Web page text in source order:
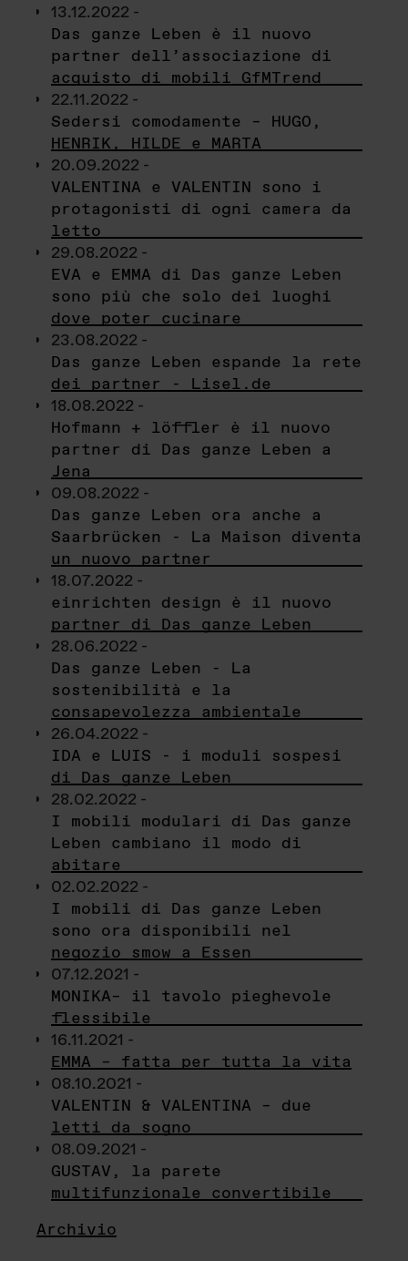
13.12.2022 -
Das ganze Leben è il nuovo
partner dell’associazione di
acquisto di mobili GfMTrend
22.11.2022 -
Sedersi comodamente – HUGO,
HENRIK, HILDE e MARTA
20.09.2022 -
VALENTINA e VALENTIN sono i
protagonisti di ogni camera da
letto
29.08.2022 -
EVA e EMMA di Das ganze Leben
sono più che solo dei luoghi
dove poter cucinare
23.08.2022 -
Das ganze Leben espande la rete
dei partner - Lisel.de
18.08.2022 -
Hofmann + löffler è il nuovo
partner di Das ganze Leben a
Jena
09.08.2022 -
Das ganze Leben ora anche a
Saarbrücken - La Maison diventa
un nuovo partner
18.07.2022 -
einrichten design è il nuovo
partner di Das ganze Leben
28.06.2022 -
Das ganze Leben - La
sostenibilità e la
consapevolezza ambientale
26.04.2022 -
IDA e LUIS - i moduli sospesi
di Das ganze Leben
28.02.2022 -
I mobili modulari di Das ganze
Leben cambiano il modo di
abitare
02.02.2022 -
I mobili di Das ganze Leben
sono ora disponibili nel
negozio smow a Essen
07.12.2021 -
MONIKA– il tavolo pieghevole
flessibile
16.11.2021 -
EMMA – fatta per tutta la vita
08.10.2021 -
VALENTIN & VALENTINA – due
letti da sogno
08.09.2021 -
GUSTAV, la parete
multifunzionale convertibile
Archivio